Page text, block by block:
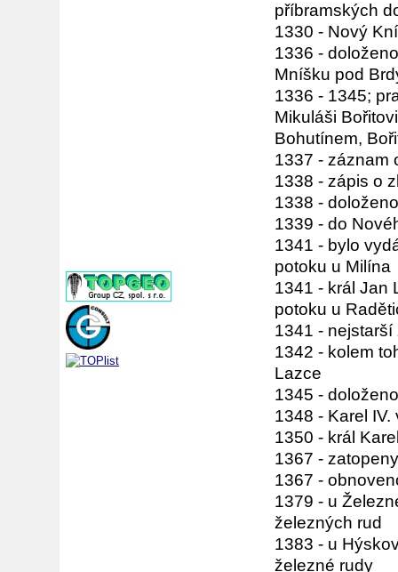
příbramských
1330 - Nový
1336 -
Mníšku pod
1336 - 1345;
Mikuláši
Bohutínem,
1337 - záznam
1338 - zápis o
1338 -
1339 - do
1341 - bylo
potoku u Milína
1341 - král Jan
potoku u
1341 -
1342 - kolem
Lazce
1345 -
1348 - Karel
1350 - král
1367 -
1367 -
1379 - u
železných rud
1383 - u
železné rudy